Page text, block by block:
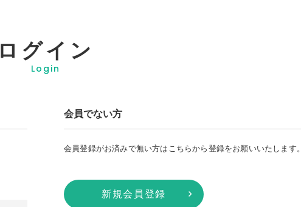
ログイン
Login
会員でない方
会員登録がお済みで無い方はこちらから登録をお願いいたします。
新規会員登録